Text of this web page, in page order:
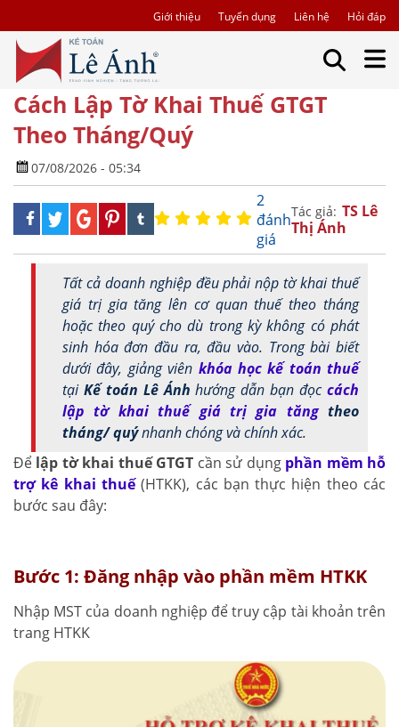
Giới thiệu Tuyển dụng Liên hệ Hỏi đáp
Cách Lập Tờ Khai Thuế GTGT
Theo Tháng/Quý
07/08/2026 - 05:34
2
đánh
giá
Tác giả: TS Lê
Thị Ánh
Tất cả doanh nghiệp đều phải nộp tờ khai thuế
giá trị gia tăng lên cơ quan thuế theo tháng
hoặc theo quý cho dù trong kỳ không có phát
sinh hóa đơn đầu ra, đầu vào. Trong bài biết
dưới đây, giảng viên khóa học kế toán thuế
tại Kế toán Lê Ánh hướng dẫn bạn đọccách
lập tờ khai thuế giá trị gia tăngtheo
tháng/ quýnhanh chóng và chính xác.
Để lập tờ khai thuế GTGT cần sử dụng phần mềm hỗ
trợ kê khai thuế(HTKK), các bạn thực hiện theo các
bước sau đây:
Bước 1: Đăng nhập vào phần mềm HTKK
Nhập MST của doanh nghiệp để truy cập tài khoản trên
trang HTKK